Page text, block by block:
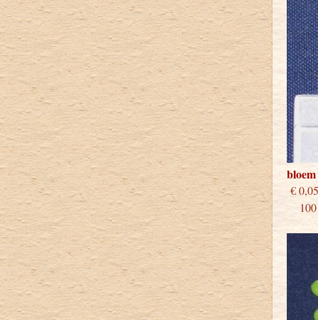
100